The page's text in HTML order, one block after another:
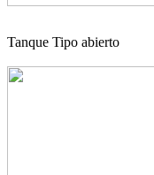
Tanque Tipo abierto